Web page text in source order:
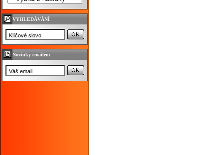
VYHLEDÁVÁNÍ
Novinky emailem